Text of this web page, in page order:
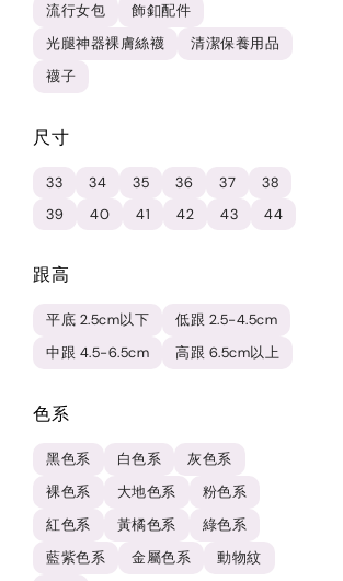
流行女包
飾釦配件
光腿神器裸膚絲襪
清潔保養用品
襪子
尺寸
33 34 35 36 37
38
39
40 41 42 43 44
跟高
平底 2.5cm以下
低跟 2.5-4.5cm
中跟 4.5-6.5cm
高跟 6.5cm以上
色系
黑色系 白色系
灰色系
裸色系
大地色系
粉色系
紅色系
黃橘色系
綠色系
藍紫色系
金屬色系 動物紋